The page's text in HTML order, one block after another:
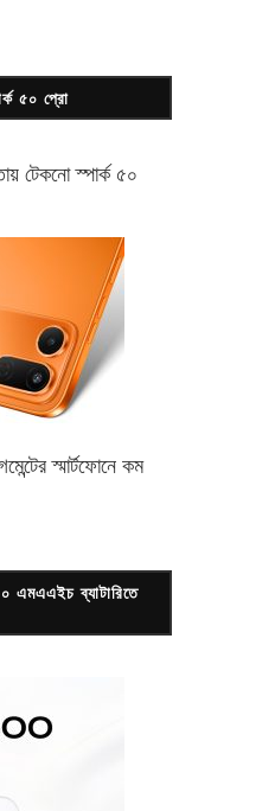
৫০ প্রো
টেকনোস্পার্ক ৫০
স্মার্টফোনে কম
এমএএইচ ব্যাটারিতে